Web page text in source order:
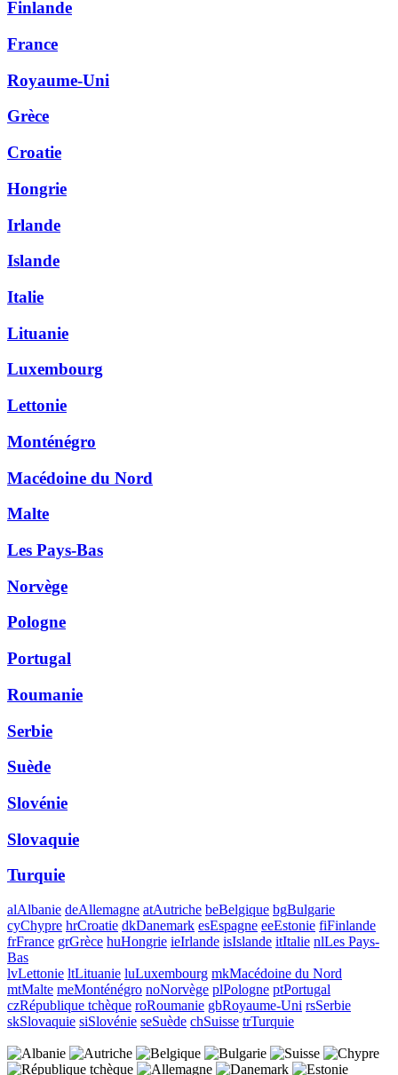
Finlande
France
Royaume-Uni
Grèce
Croatie
Hongrie
Irlande
Islande
Italie
Lituanie
Luxembourg
Lettonie
Monténégro
Macédoine du Nord
Malte
Les Pays-Bas
Norvège
Pologne
Portugal
Roumanie
Serbie
Suède
Slovénie
Slovaquie
Turquie
alAlbanie deAllemagne atAutriche beBelgique bgBulgarie
cyChypre hrCroatie dkDanemark esEspagne eeEstonie fiFinlande
frFrance grGrèce huHongrie ieIrlande isIslande itItalie nlLes Pays-
Bas
lvLettonie ltLituanie luLuxembourg mkMacédoine du Nord
mtMalte meMonténégro noNorvège plPologne ptPortugal
czRépublique tchèque roRoumanie gbRoyaume-Uni rsSerbie
skSlovaquie siSlovénie seSuède chSuisse trTurquie